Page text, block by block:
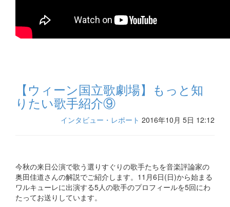
【ウィーン国立歌劇場】もっと知
りたい歌手紹介⑨
インタビュー・レポート 2016年10月 5日 12:12
今秋の来日公演で歌う選りすぐりの歌手たちを音楽評論家の
奥田佳道さんの解説でご紹介します。11月6日(日)から始まる
ワルキューレに出演する5人の歌手のプロフィールを5回にわ
たってお送りしています。